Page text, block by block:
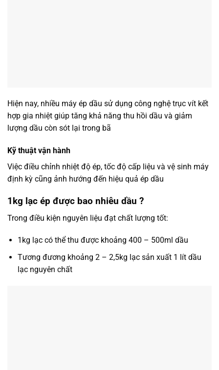
Hiện nay, nhiều máy ép dầu sử dụng công nghệ trục vít kết
hợp gia nhiệt giúp tăng khả năng thu hồi dầu và giảm
lượng dầu còn sót lại trong bã
Kỹ thuật vận hành
Việc điều chỉnh nhiệt độ ép, tốc độ cấp liệu và vệ sinh máy
định kỳ cũng ảnh hướng đến hiệu quả ép dầu
1kg lạc ép được bao nhiêu dầu ?
Trong điều kiện nguyên liệu đạt chất lượng tốt:
1kg lạc có thể thu được khoảng 400 – 500ml dầu
Tương đương khoảng 2 – 2,5kg lạc sản xuất 1 lít dầu
lạc nguyên chất